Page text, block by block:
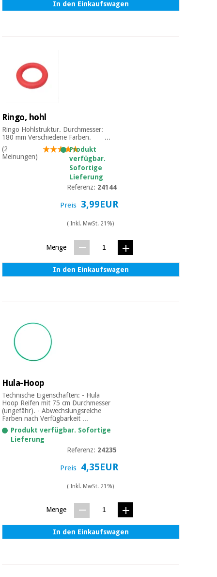
In den Einkaufswagen
Ringo, hohl
Ringo Hohlstruktur. Durchmesser:
180 mm Verschiedene Farben. ...
(2
Meinungen)
Produkt
verfügbar.
Sofortige
Lieferung
Referenz: 24144
Preis 3,99EUR
( Inkl. MwSt. 21%)
Menge
In den Einkaufswagen
Hula-Hoop
Technische Eigenschaften: - Hula
Hoop Reifen mit 75 cm Durchmesser
(ungefähr). - Abwechslungsreiche
Farben nach Verfügbarkeit ...
Produkt verfügbar. Sofortige
Lieferung
Referenz: 24235
Preis 4,35EUR
( Inkl. MwSt. 21%)
Menge
In den Einkaufswagen